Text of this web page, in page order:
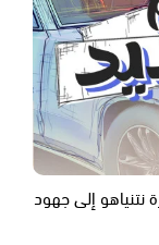
نتنياهو إلى جهود